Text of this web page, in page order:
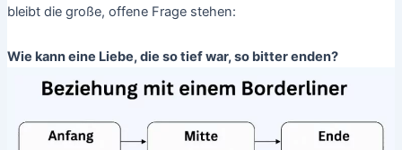
bleibt die große, offene Frage stehen:
Wie kann eine Liebe, die so tief war, so bitter enden?